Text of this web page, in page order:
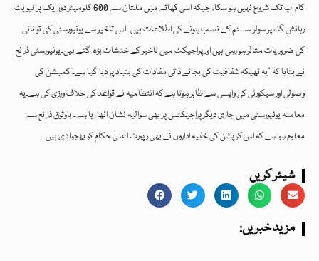
کام اب تک شروع نہیں ہو سکا، جبکہ اسی کھاتے میں ملتان سے 600 کلومیٹر دور ایک پرائیویٹ
رہائش گاہ پر سولر سسٹم کے نصب ہونے کی اطلاعات ہیں۔ اس تاخیر سے یونیورسٹی کی توانائی
کی ضروریات متاثر ہو رہی ہیں اور پراجیکٹ میں تاخیر کے خدشات بڑھ گئے ہیں۔یونیورسٹی ذرائع
نے بتایا کہ “یہ ٹھیکہ شفافیت کی بجائے ذاتی مفادات کی بنیاد پر دیا گیا ہے۔ کمیشن کی
وصولی اور سیکورٹی کی واپسی سے ظاہر ہوتا ہے کہ انتظامیہ نے قواعد کی خلاف ورزی کی ہے۔یہ
معاملہ یونیورسٹی میں جاری دیگر پراجیکٹس پر بھی سوالیہ نشان اٹھا رہا ہے۔ باوثوق ذرائع سے
معلوم ہوا ہے کہ اس کرپشن کی خفیہ اداروں نے بھی رپورٹ اعلیٰ حکام کو بھجوا دی ہیں۔
شیئر کریں
:مزید خبریں